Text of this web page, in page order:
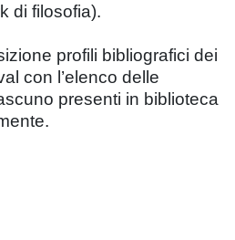
di filosofia).
profili bibliografici dei
con l’elenco delle
presenti in biblioteca